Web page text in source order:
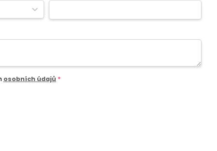
osobních údajů *